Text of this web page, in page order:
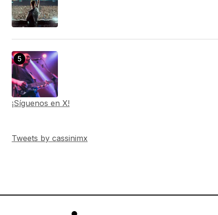
¡Síguenos en X!
Tweets by cassinimx